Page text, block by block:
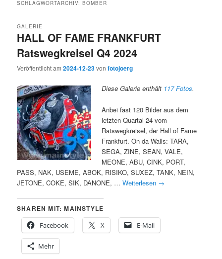
SCHLAGWORTARCHIV:BOMBER
HALL OF FAME FRANKFURT
Ratswegkreisel Q4 2024
GALERIE
Veröffentlicht am2024-12-23vonfotojoerg
Diese Galerie enthält 117 Fotos.
Anbei fast 120 Bilder aus dem
letzten Quartal 24 vom
Ratswegkreisel, der Hall of Fame
Frankfurt. On da Walls: TARA,
SEGA, ZINE, SEAN, VALE,
MEONE, ABU, CINK, PORT,
PASS, NAK, USEME, ABOK, RISIKO, SUXEZ, TANK, NEIN,
JETONE, COKE, SIK, DANONE, …Weiterlesen →
SHAREN MIT: MAINSTYLE
Facebook
X E-Mail
Mehr